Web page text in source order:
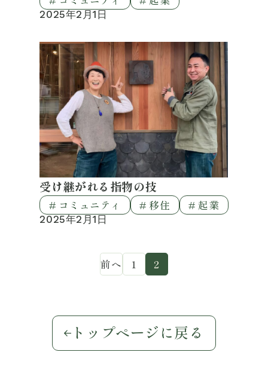
2025年2月1日
受け継がれる指物の技
# コミュニティ # 移住 # 起業
2025年2月1日
前へ 1 2
トップページに戻る